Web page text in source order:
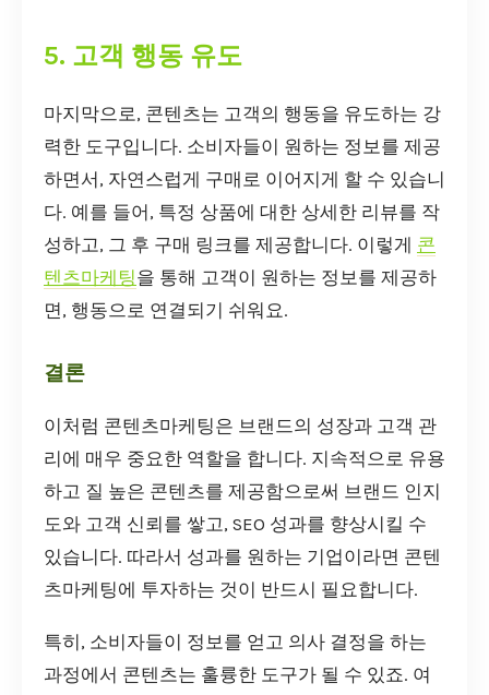
5. 고객 행동 유도
마지막으로, 콘텐츠는 고객의 행동을 유도하는 강
력한 도구입니다. 소비자들이 원하는 정보를 제공
하면서, 자연스럽게 구매로 이어지게 할 수 있습니
다. 예를 들어, 특정 상품에 대한 상세한 리뷰를 작
성하고, 그 후 구매 링크를 제공합니다. 이렇게 콘
텐츠마케팅을 통해 고객이 원하는 정보를 제공하
면, 행동으로 연결되기 쉬워요.
결론
이처럼 콘텐츠마케팅은 브랜드의 성장과 고객 관
리에 매우 중요한 역할을 합니다. 지속적으로 유용
하고 질 높은 콘텐츠를 제공함으로써 브랜드 인지
도와 고객 신뢰를 쌓고, SEO 성과를 향상시킬 수
있습니다. 따라서 성과를 원하는 기업이라면 콘텐
츠마케팅에 투자하는 것이 반드시 필요합니다.
특히, 소비자들이 정보를 얻고 의사 결정을 하는
과정에서 콘텐츠는 훌륭한 도구가 될 수 있죠. 여